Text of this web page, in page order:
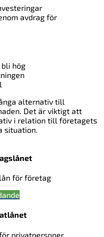
avdrag för
hög
alternativ till
Det är viktigt att
i relation till företagets
situation.
för företag
privatpersoner